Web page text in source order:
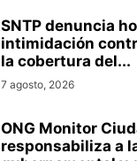
SNTP denuncia
intimidación
la cobertura del...
7 agosto, 2026
ONG Monitor
responsabiliza a